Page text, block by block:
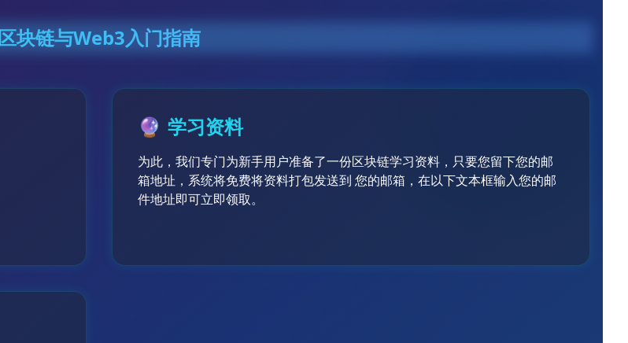
块链与Web3入门指南
🔮 学习资料
为此，我们专门为新手用户准备了一份区块链学习资料，只要您留下您的邮
箱地址，系统将免费将资料打包发送到 您的邮箱，在以下文本框输入您的邮
件地址即可立即领取。